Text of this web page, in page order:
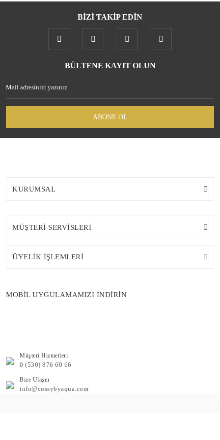
Gönder
BİZİ TAKİP EDİN
BÜLTENE KAYIT OLUN
ABONE OL
KURUMSAL
MÜŞTERİ SERVİSLERİ
ÜYELİK İŞLEMLERİ
MOBİL UYGULAMAMIZI İNDİRİN
Müşteri Hizmetleri
0 (530) 876 60 66
Bize Ulaşın
info@cossybyaqua.com